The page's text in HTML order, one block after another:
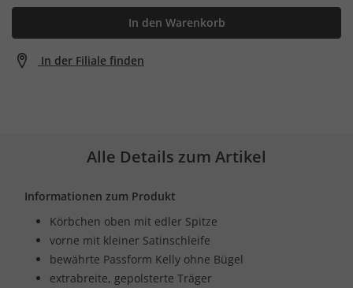
In den Warenkorb
In der Filiale finden
Alle Details zum Artikel
Informationen zum Produkt
Körbchen oben mit edler Spitze
vorne mit kleiner Satinschleife
bewährte Passform Kelly ohne Bügel
extrabreite, gepolsterte Träger